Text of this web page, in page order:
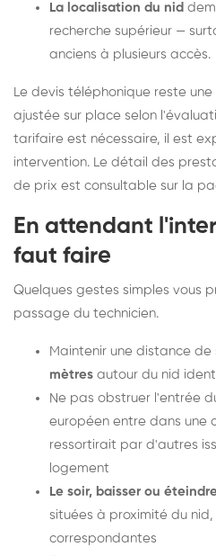
La localisation du nid
recherche supérieur —
anciens à plusieurs accès.
Le devis téléphonique reste
ajustée sur place selon
tarifaire est nécessaire, il est
intervention. Le détail des
de prix est consultable sur la
En attendant
faut faire
Quelques gestes simples vous
passage du technicien.
Maintenir une distance de
mètres autour du nid
Ne pas obstruer l'entrée
européen entre dans une
ressortirait par d'autres
logement
Le soir, baisser ou
situées à proximité du
correspondantes